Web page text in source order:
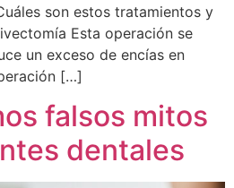
son estos tratamientos y
Esta operación se
un exceso de encías en
[…]
falsos mitos
dentales